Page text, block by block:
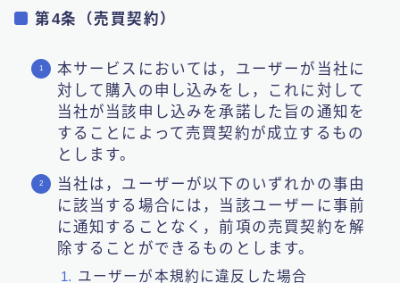
第4条（売買契約）
本サービスにおいては，ユーザーが当社に
対して購入の申し込みをし，これに対して
当社が当該申し込みを承諾した旨の通知を
することによって売買契約が成立するもの
とします。
当社は，ユーザーが以下のいずれかの事由
に該当する場合には，当該ユーザーに事前
に通知することなく，前項の売買契約を解
除することができるものとします。
ユーザーが本規約に違反した場合